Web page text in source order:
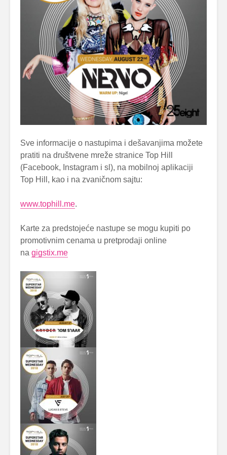
Sve informacije o nastupima i dešavanjima možete
pratiti na društvene mreže stranice Top Hill
(Facebook, Instagram i sl), na mobilnoj aplikaciji
Top Hill, kao i na zvaničnom sajtu:
www.tophill.me.
Karte za predstojeće nastupe se mogu kupiti po
promotivnim cenama u pretprodaji online
na gigstix.me